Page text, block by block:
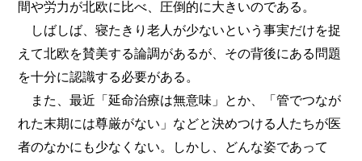
間や労力が北欧に比べ、圧倒的に大きいのである。
しばしば、寝たきり老人が少ないという事実だけを捉
えて北欧を賛美する論調があるが、その背後にある問題
を十分に認識する必要がある。
また、最近「延命治療は無意味」とか、「管でつなが
れた末期には尊厳がない」などと決めつける人たちが医
者のなかにも少なくない。しかし、どんな姿であって